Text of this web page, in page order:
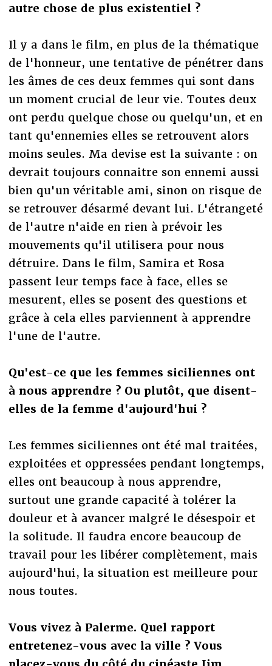
autre chose de plus existentiel ?
Il y a dans le film, en plus de la thématique
de l'honneur, une tentative de pénétrer dans
les âmes de ces deux femmes qui sont dans
un moment crucial de leur vie. Toutes deux
ont perdu quelque chose ou quelqu'un, et en
tant qu'ennemies elles se retrouvent alors
moins seules. Ma devise est la suivante : on
devrait toujours connaitre son ennemi aussi
bien qu'un véritable ami, sinon on risque de
se retrouver désarmé devant lui. L'étrangeté
de l'autre n'aide en rien à prévoir les
mouvements qu'il utilisera pour nous
détruire. Dans le film, Samira et Rosa
passent leur temps face à face, elles se
mesurent, elles se posent des questions et
grâce à cela elles parviennent à apprendre
l'une de l'autre.
Qu'est-ce que les femmes siciliennes ont
à nous apprendre ? Ou plutôt, que disent-
elles de la femme d'aujourd'hui ?
Les femmes siciliennes ont été mal traitées,
exploitées et oppressées pendant longtemps,
elles ont beaucoup à nous apprendre,
surtout une grande capacité à tolérer la
douleur et à avancer malgré le désespoir et
la solitude. Il faudra encore beaucoup de
travail pour les libérer complètement, mais
aujourd'hui, la situation est meilleure pour
nous toutes.
Vous vivez à Palerme. Quel rapport
entretenez-vous avec la ville ? Vous